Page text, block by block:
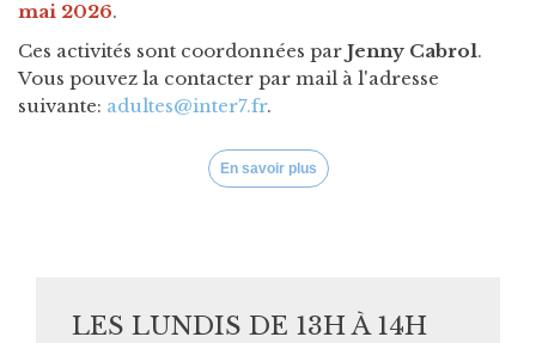
mai 2026.
Ces activités sont coordonnées par Jenny Cabrol.
Vous pouvez la contacter par mail à l'adresse
suivante: adultes@inter7.fr.
En savoir plus
LES LUNDIS DE 13H À 14H